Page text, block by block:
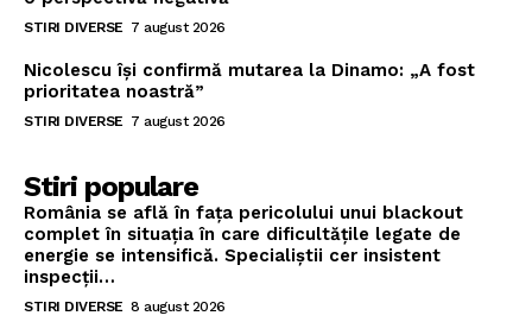
STIRI DIVERSE 7 august 2026
Nicolescu își confirmă mutarea la Dinamo: „A fost
prioritatea noastră”
STIRI DIVERSE 7 august 2026
Stiri populare
România se află în fața pericolului unui blackout
complet în situația în care dificultățile legate de
energie se intensifică. Specialiștii cer insistent
inspecții…
STIRI DIVERSE 8 august 2026